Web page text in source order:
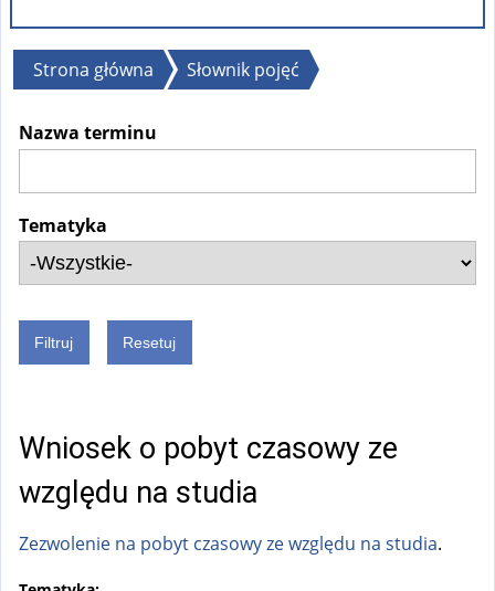
Jesteś
Strona główna Słownik pojęć
Nazwa terminu
Tematyka
Wniosek o pobyt czasowy ze
względu na studia
Zezwolenie na pobyt czasowy ze względu na studia.